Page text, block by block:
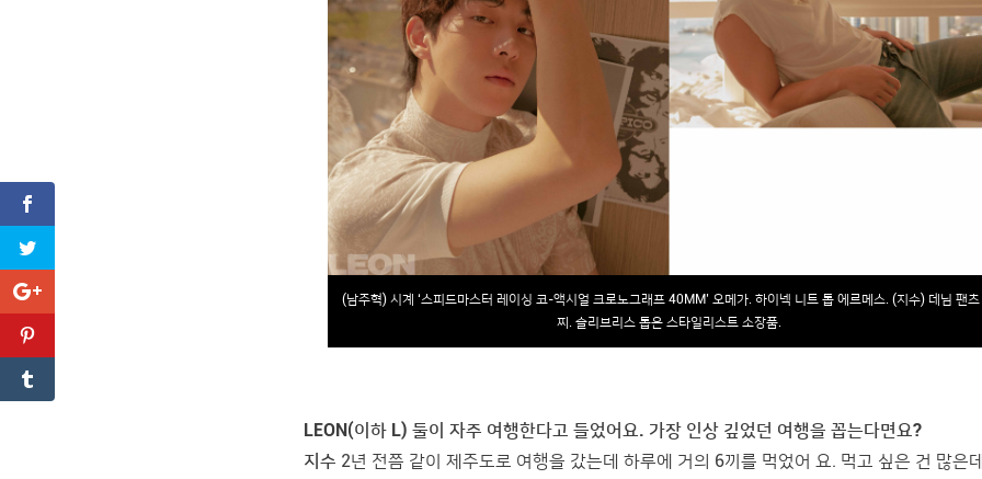
(남주혁) 시계 ‘스피드마스터 레이싱 코-액시얼 크로노그래프 40MM’ 오메가. 하이넥 니트 톱 에르메스. (지수) 데님 팬
찌. 슬리브리스 톱은 스타일리스트 소장품.
LEON(이하 L) 둘이 자주 여행한다고 들었어요. 가장 인상 깊었던 여행을 꼽는다면요?
지수 2년 전쯤 같이 제주도로 여행을 갔는데 하루에 거의 6끼를 먹었어 요. 먹고 싶은 건 많은